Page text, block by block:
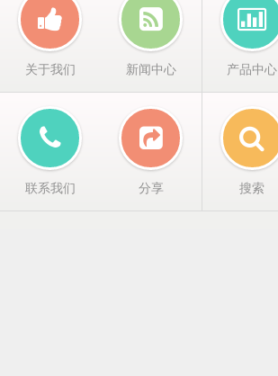
关于我们 新闻中心 产品中心
联系我们 分享 搜索